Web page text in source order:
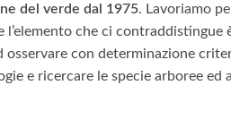
del verde dal 1975. Lavoriamo
che ci contraddistingue
osservare con determinazione
e ricercare le specie arboree ed